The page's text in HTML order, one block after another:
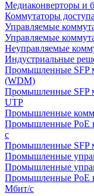
Медиаконверторы и
Коммутаторы доступа
Управляемые
Управляемые
Неуправляемые
Индустриальные
Промышленные SFP
(WDM)
Промышленные SFP
UTP
Промышленные
Промышленные PoE
с
Промышленные SFP
Промышленные
Промышленные
Промышленные PoE
Мбит/с